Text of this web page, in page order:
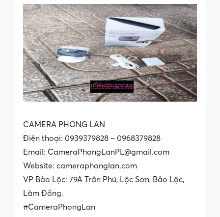
CAMERA PHONG LAN
Điện thoại: 0939379828 – 0968379828
Email: CameraPhongLanPL@gmail.com
Website: cameraphonglan.com
VP Bảo Lộc: 79A Trần Phú, Lộc Sơn, Bảo Lộc,
Lâm Đồng.
#CameraPhongLan